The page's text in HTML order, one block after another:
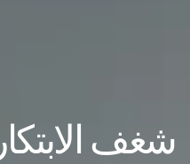
شغف الابتكار